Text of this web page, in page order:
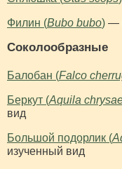
Филин (Bubo bubo) —
Соколообразные
Балобан (Falco
Беркут (Aquila
вид
Большой подорлик (
изученный вид